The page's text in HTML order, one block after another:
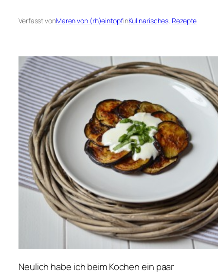
Verfasst vonMaren von (rh)eintopfinKulinarisches, Rezepte
Neulich habe ich beim Kochen ein paar